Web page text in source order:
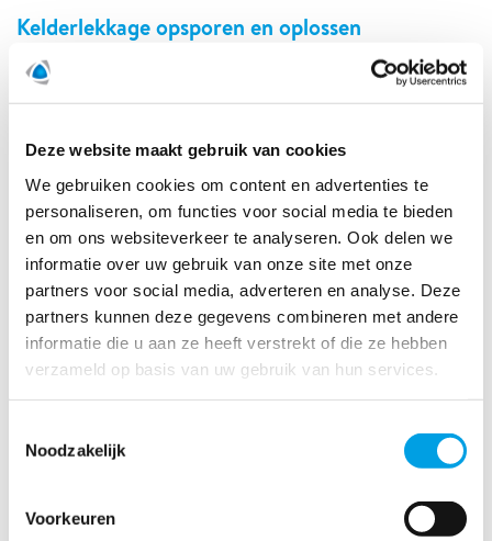
Deze website maakt gebruik van cookies
We gebruiken cookies om content en advertenties te
personaliseren, om functies voor social media te bieden
en om ons websiteverkeer te analyseren. Ook delen we
informatie over uw gebruik van onze site met onze
partners voor social media, adverteren en analyse. Deze
partners kunnen deze gegevens combineren met andere
informatie die u aan ze heeft verstrekt of die ze hebben
verzameld op basis van uw gebruik van hun services.
Noodzakelijk
Voorkeuren
Kelderlekkage opsporen en oplossen
Om een kelderlekkage te kunnen verhelpen is het van
belang dat we de oorzaak van de kelderlekkage opsporen.
Polygon is specialist in het opsporen van lekkages. Door
technieken kan het lek nauwkeurig worden gelokaliseerd.
Akoestische meting
Endoscopische meting
Thermografische meting
Traceergas
Door gebruik te maken van deze technieken hoeven wij
probleem op te sporen en op te lossen. Hierdoor blijven de
kosten laag en houden we de naastliggende gedeeltes, in
slagingspercentage van 95% op het gebied van lekdetectie.